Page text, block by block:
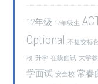
12年级 12年级生
Optional 不提交标
校 升学 在线面试 大学
学面试 安全校 常春